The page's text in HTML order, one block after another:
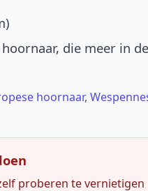
die meer in de
hoornaar,
proberen te vernietigen